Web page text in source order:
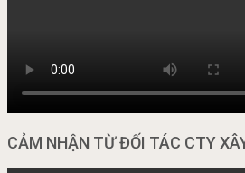
CẢM NHẬN TỪ ĐỐI TÁC CTY